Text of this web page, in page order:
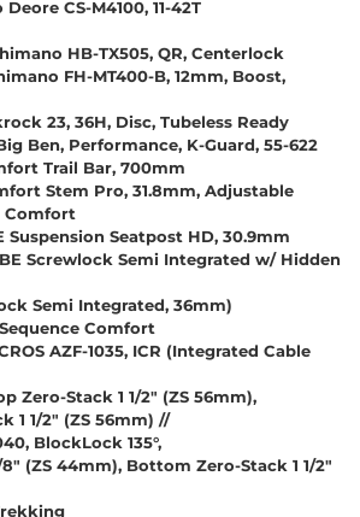
CS-M4100, 11-42T
HB-TX505, QR, Centerlock
FH-MT400-B, 12mm, Boost,
23, 36H, Disc, Tubeless Ready
Ben, Performance, K-Guard, 55-622
Trail Bar, 700mm
Stem Pro, 31.8mm, Adjustable
Comfort
Seatpost HD, 30.9mm
Screwlock Semi Integrated w/ Hidden
Semi Integrated, 36mm)
Comfort
AZF-1035, ICR (Integrated Cable
Zero-Stack 1 1/2" (ZS 56mm),
1 1/2" (ZS 56mm) //
BlockLock 135°,
8" (ZS 44mm), Bottom Zero-Stack 1 1/2"